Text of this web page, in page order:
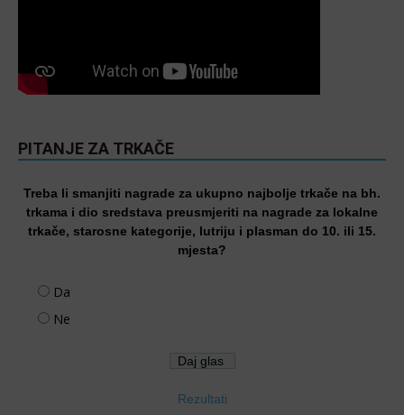
PITANJE ZA TRKAČE
Treba li smanjiti nagrade za ukupno najbolje trkače na bh.
trkama i dio sredstava preusmjeriti na nagrade za lokalne
trkače, starosne kategorije, lutriju i plasman do 10. ili 15.
mjesta?
Da
Ne
Rezultati